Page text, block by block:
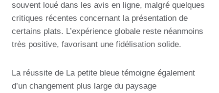
souvent loué dans les avis en ligne, malgré quelques
critiques récentes concernant la présentation de
certains plats. L’expérience globale reste néanmoins
très positive, favorisant une fidélisation solide.
La réussite de La petite bleue témoigne également
d’un changement plus large du paysage